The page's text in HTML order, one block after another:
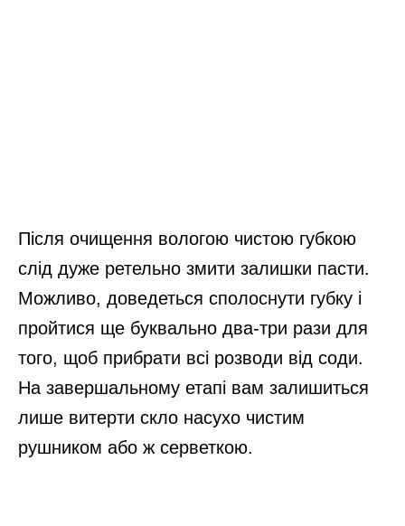
Після очищення вологою чистою губкою
слід дуже ретельно змити залишки пасти.
Можливо, доведеться сполоснути губку і
пройтися ще буквально два-три рази для
того, щоб прибрати всі розводи від соди.
На завершальному етапі вам залишиться
лише витерти скло насухо чистим
рушником або ж серветкою.